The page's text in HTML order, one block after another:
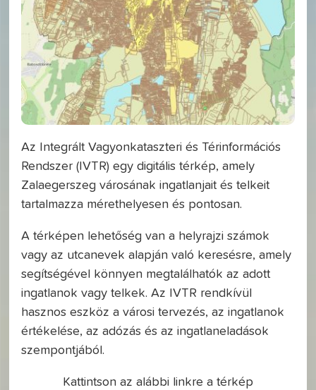
Az Integrált Vagyonkataszteri és Térinformációs
Rendszer (IVTR) egy digitális térkép, amely
Zalaegerszeg városának ingatlanjait és telkeit
tartalmazza mérethelyesen és pontosan.
A térképen lehetőség van a helyrajzi számok
vagy az utcanevek alapján való keresésre, amely
segítségével könnyen megtalálhatók az adott
ingatlanok vagy telkek. Az IVTR rendkívül
hasznos eszköz a városi tervezés, az ingatlanok
értékelése, az adózás és az ingatlaneladások
szempontjából.
Kattintson az alábbi linkre a térkép